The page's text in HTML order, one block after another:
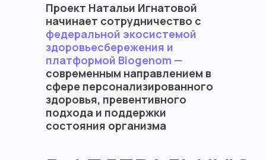
Проект Натальи Игнатовой
начинает сотрудничество с
федеральной экосистемой
здоровьесбережения и
платформой Biogenom —
современным направлением в
сфере персонализированного
здоровья, превентивного
подхода и поддержки
состояния организма